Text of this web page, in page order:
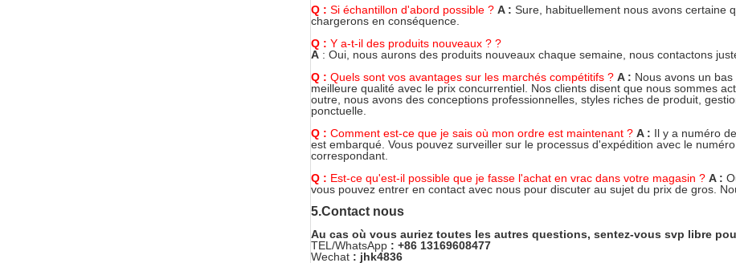
Q : Si échantillon d'abord possible ? A : Sure, habituellement nous avons certaine
chargerons en conséquence.
Q : Y a-t-il des produits nouveaux ? ?
A : Oui, nous aurons des produits nouveaux chaque semaine, nous contactons
Q : Quels sont vos avantages sur les marchés compétitifs ? A : Nous avons un
meilleure qualité avec le prix concurrentiel. Nos clients disent que nous sommes
outre, nous avons des conceptions professionnelles, styles riches de produit,
ponctuelle.
Q : Comment est-ce que je sais où mon ordre est maintenant ? A : Il y a numéro
est embarqué. Vous pouvez surveiller sur le processus d'expédition avec le
correspondant.
Q : Est-ce qu'est-il possible que je fasse l'achat en vrac dans votre magasin ? A :
vous pouvez entrer en contact avec nous pour discuter au sujet du prix de gros.
5.Contact nous
Au cas où vous auriez toutes les autres questions, sentez-vous svp libre
TEL/WhatsApp : +86 13169608477
Wechat : jhk4836